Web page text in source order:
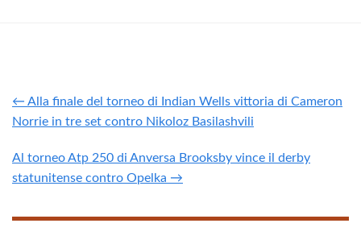
← Alla finale del torneo di Indian Wells vittoria di Cameron
Norrie in tre set contro Nikoloz Basilashvili
Al torneo Atp 250 di Anversa Brooksby vince il derby
statunitense contro Opelka →